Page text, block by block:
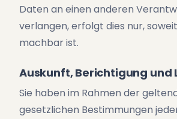
Daten an einen anderen
verlangen, erfolgt dies nur,
machbar ist.
Auskunft, Berichtigung und
Sie haben im Rahmen der
gesetzlichen Bestimmungen